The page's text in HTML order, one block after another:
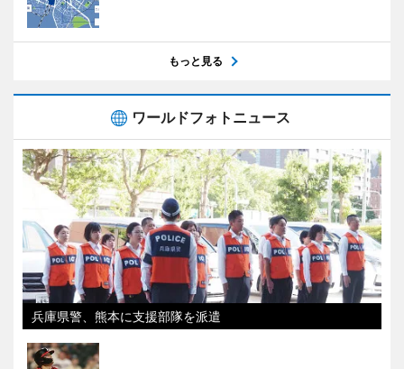
もっと見る
ワールドフォトニュース
兵庫県警、熊本に支援部隊を派遣